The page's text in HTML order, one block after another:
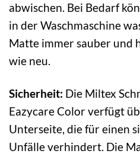
abwischen. Bei Bedarf
in der Waschmaschine
Matte immer sauber und
wie neu.
Sicherheit: Die Miltex
Eazycare Color verfügt
Unterseite, die für einen
Unfälle verhindert. Die